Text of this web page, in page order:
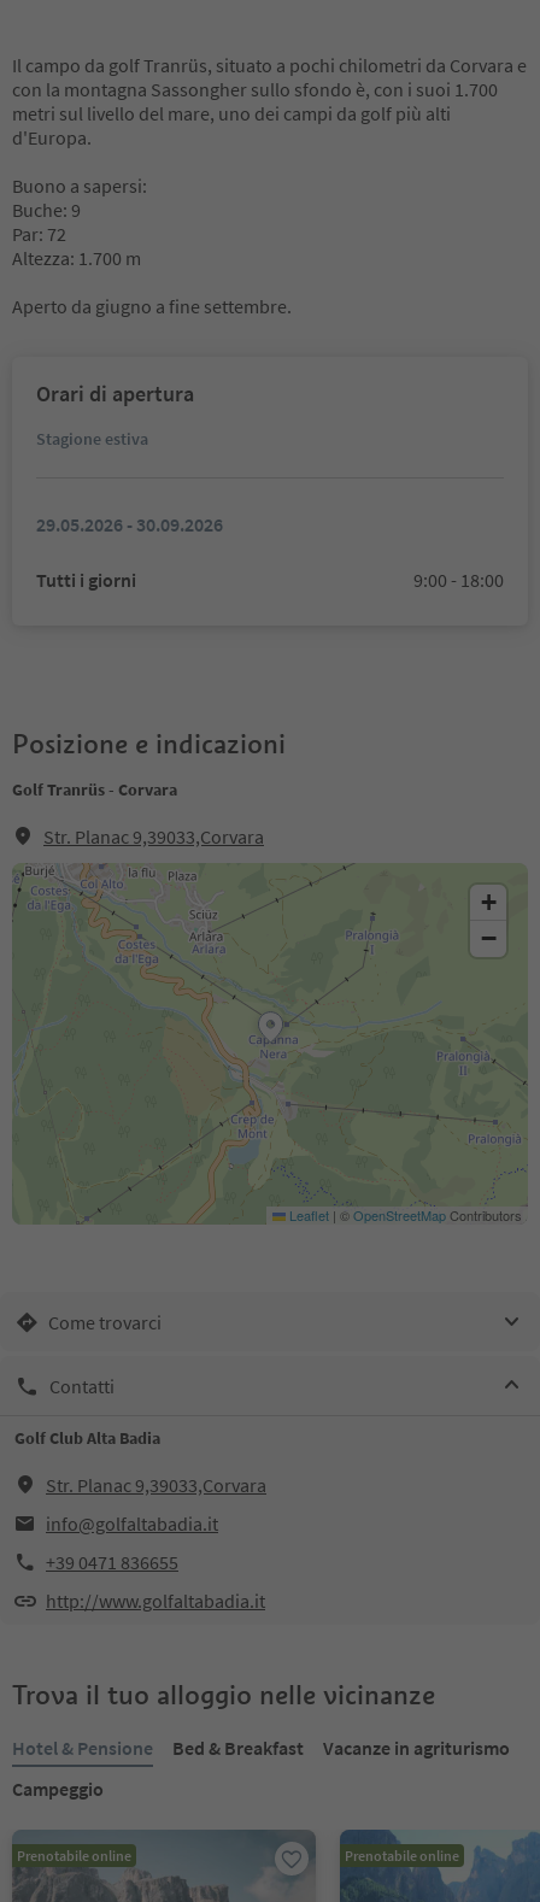
Il campo da golf Tranrüs, situato a pochi chilometri da Corvara e
con la montagna Sassongher sullo sfondo è, con i suoi 1.700
metri sul livello del mare, uno dei campi da golf più alti
d'Europa.
Buono a sapersi:
Buche: 9
Par: 72
Altezza: 1.700 m
Aperto da giugno a fine settembre.
Orari di apertura
Stagione estiva
29.05.2026 - 30.09.2026
Tutti i giorni 9:00 - 18:00
Posizione e indicazioni
Golf Tranrüs - Corvara
Str. Planac 9,39033,Corvara
+
−
Leaflet | ©OpenStreetMapContributors
Come trovarci
Contatti
Golf Club Alta Badia
Str. Planac 9,39033,Corvara
info@golfaltabadia.it
+39 0471 836655
http://www.golfaltabadia.it
Trova il tuo alloggio nelle vicinanze
Hotel & Pensione Bed & Breakfast
Vacanze in agriturismo
Campeggio
Prenotabile online Prenotabile online